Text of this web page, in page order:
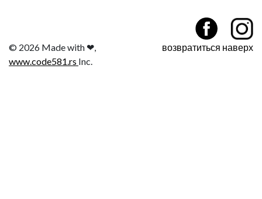
возвратиться наверх
© 2026 Made with ❤,
www.code581.rs Inc.